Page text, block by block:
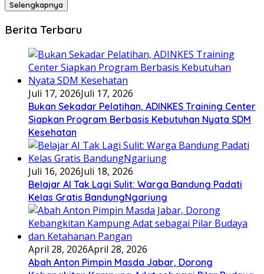
Selengkapnya
Berita Terbaru
Juli 17, 2026Juli 17, 2026
Bukan Sekadar Pelatihan, ADINKES Training Center
Siapkan Program Berbasis Kebutuhan Nyata SDM
Kesehatan
Juli 16, 2026Juli 18, 2026
Belajar AI Tak Lagi Sulit: Warga Bandung Padati
Kelas Gratis BandungNgariung
April 28, 2026April 28, 2026
Abah Anton Pimpin Masda Jabar, Dorong